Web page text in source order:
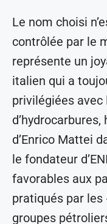
Le nom choisi
contrôlée par le
représente un
italien qui a
privilégiées
d’Enrico Mattei
le fondateur
favorables aux
pratiqués par
groupes